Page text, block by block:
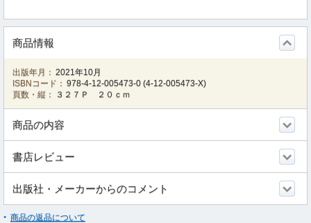
商品情報
出版年月： 2021年10月
ISBNコード： 978-4-12-005473-0 (4-12-005473-X)
頁数・縦：
３２７Ｐ ２０ｃｍ
商品の内容
書店レビュー
出版社・メーカーからのコメント
商品の返品について